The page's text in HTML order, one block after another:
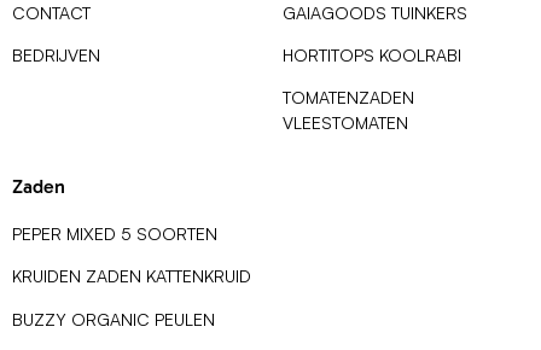
CONTACT
BEDRIJVEN
GAIAGOODS TUINKERS
HORTITOPS KOOLRABI
TOMATENZADEN
VLEESTOMATEN
Zaden
PEPER MIXED 5 SOORTEN
KRUIDEN ZADEN KATTENKRUID
BUZZY ORGANIC PEULEN